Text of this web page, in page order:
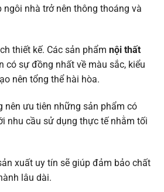
ngôi nhà trở nên thông thoáng và
thiết kế. Các sản phẩm nội thất
có sự đồng nhất về màu sắc, kiểu
nên tổng thể hài hòa.
nên ưu tiên những sản phẩm có
nhu cầu sử dụng thực tế nhằm tối
xuất uy tín sẽ giúp đảm bảo chất
lâu dài.